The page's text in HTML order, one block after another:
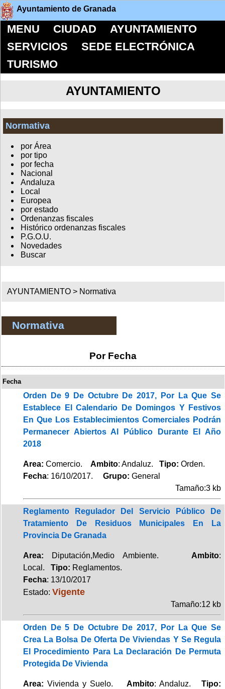
Ayuntamiento de Granada
MENU CIUDAD
AYUNTAMIENTO
SERVICIOS
SEDE ELECTRÓNICA
TURISMO
AYUNTAMIENTO
Normativa
por Área
por tipo
por fecha
Nacional
Andaluza
Local
Europea
por estado
Ordenanzas fiscales
Histórico ordenanzas fiscales
P.G.O.U.
Novedades
Buscar
AYUNTAMIENTO > Normativa
Normativa
Por Fecha
Fecha
Orden De 9 De Octubre De 2017, Por La Que Se
Establece El Calendario De Domingos Y Festivos
En Que Los Establecimientos Comerciales Podrán
Permanecer Abiertos Al Público Durante El Año
2018
Area: Comercio. Ambito: Andaluz. Tipo: Orden.
Fecha: 16/10/2017. Grupo: General
Tamaño:3 kb
Reglamento Regulador Del Servicio Público De
Tratamiento De Residuos Municipales En La
Provincia De Granada
Area: Diputación,Medio Ambiente. Ambito:
Local. Tipo: Reglamentos.
Fecha: 13/10/2017
Estado: Vigente
Tamaño:12 kb
Orden De 5 De Octubre De 2017, Por La Que Se
Crea La Bolsa De Oferta De Viviendas Y Se Regula
El Procedimiento Para La Declaración De Permuta
Protegida De Vivienda
Area: Vivienda y Suelo.Ambito: Andaluz.Tipo: